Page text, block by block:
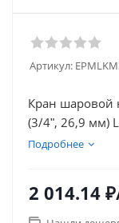
Артикул:
Кран шаровой
(3/4ʺ, 26,9 мм)
Кран шаровой
Подробнее
2 014.14 ₽